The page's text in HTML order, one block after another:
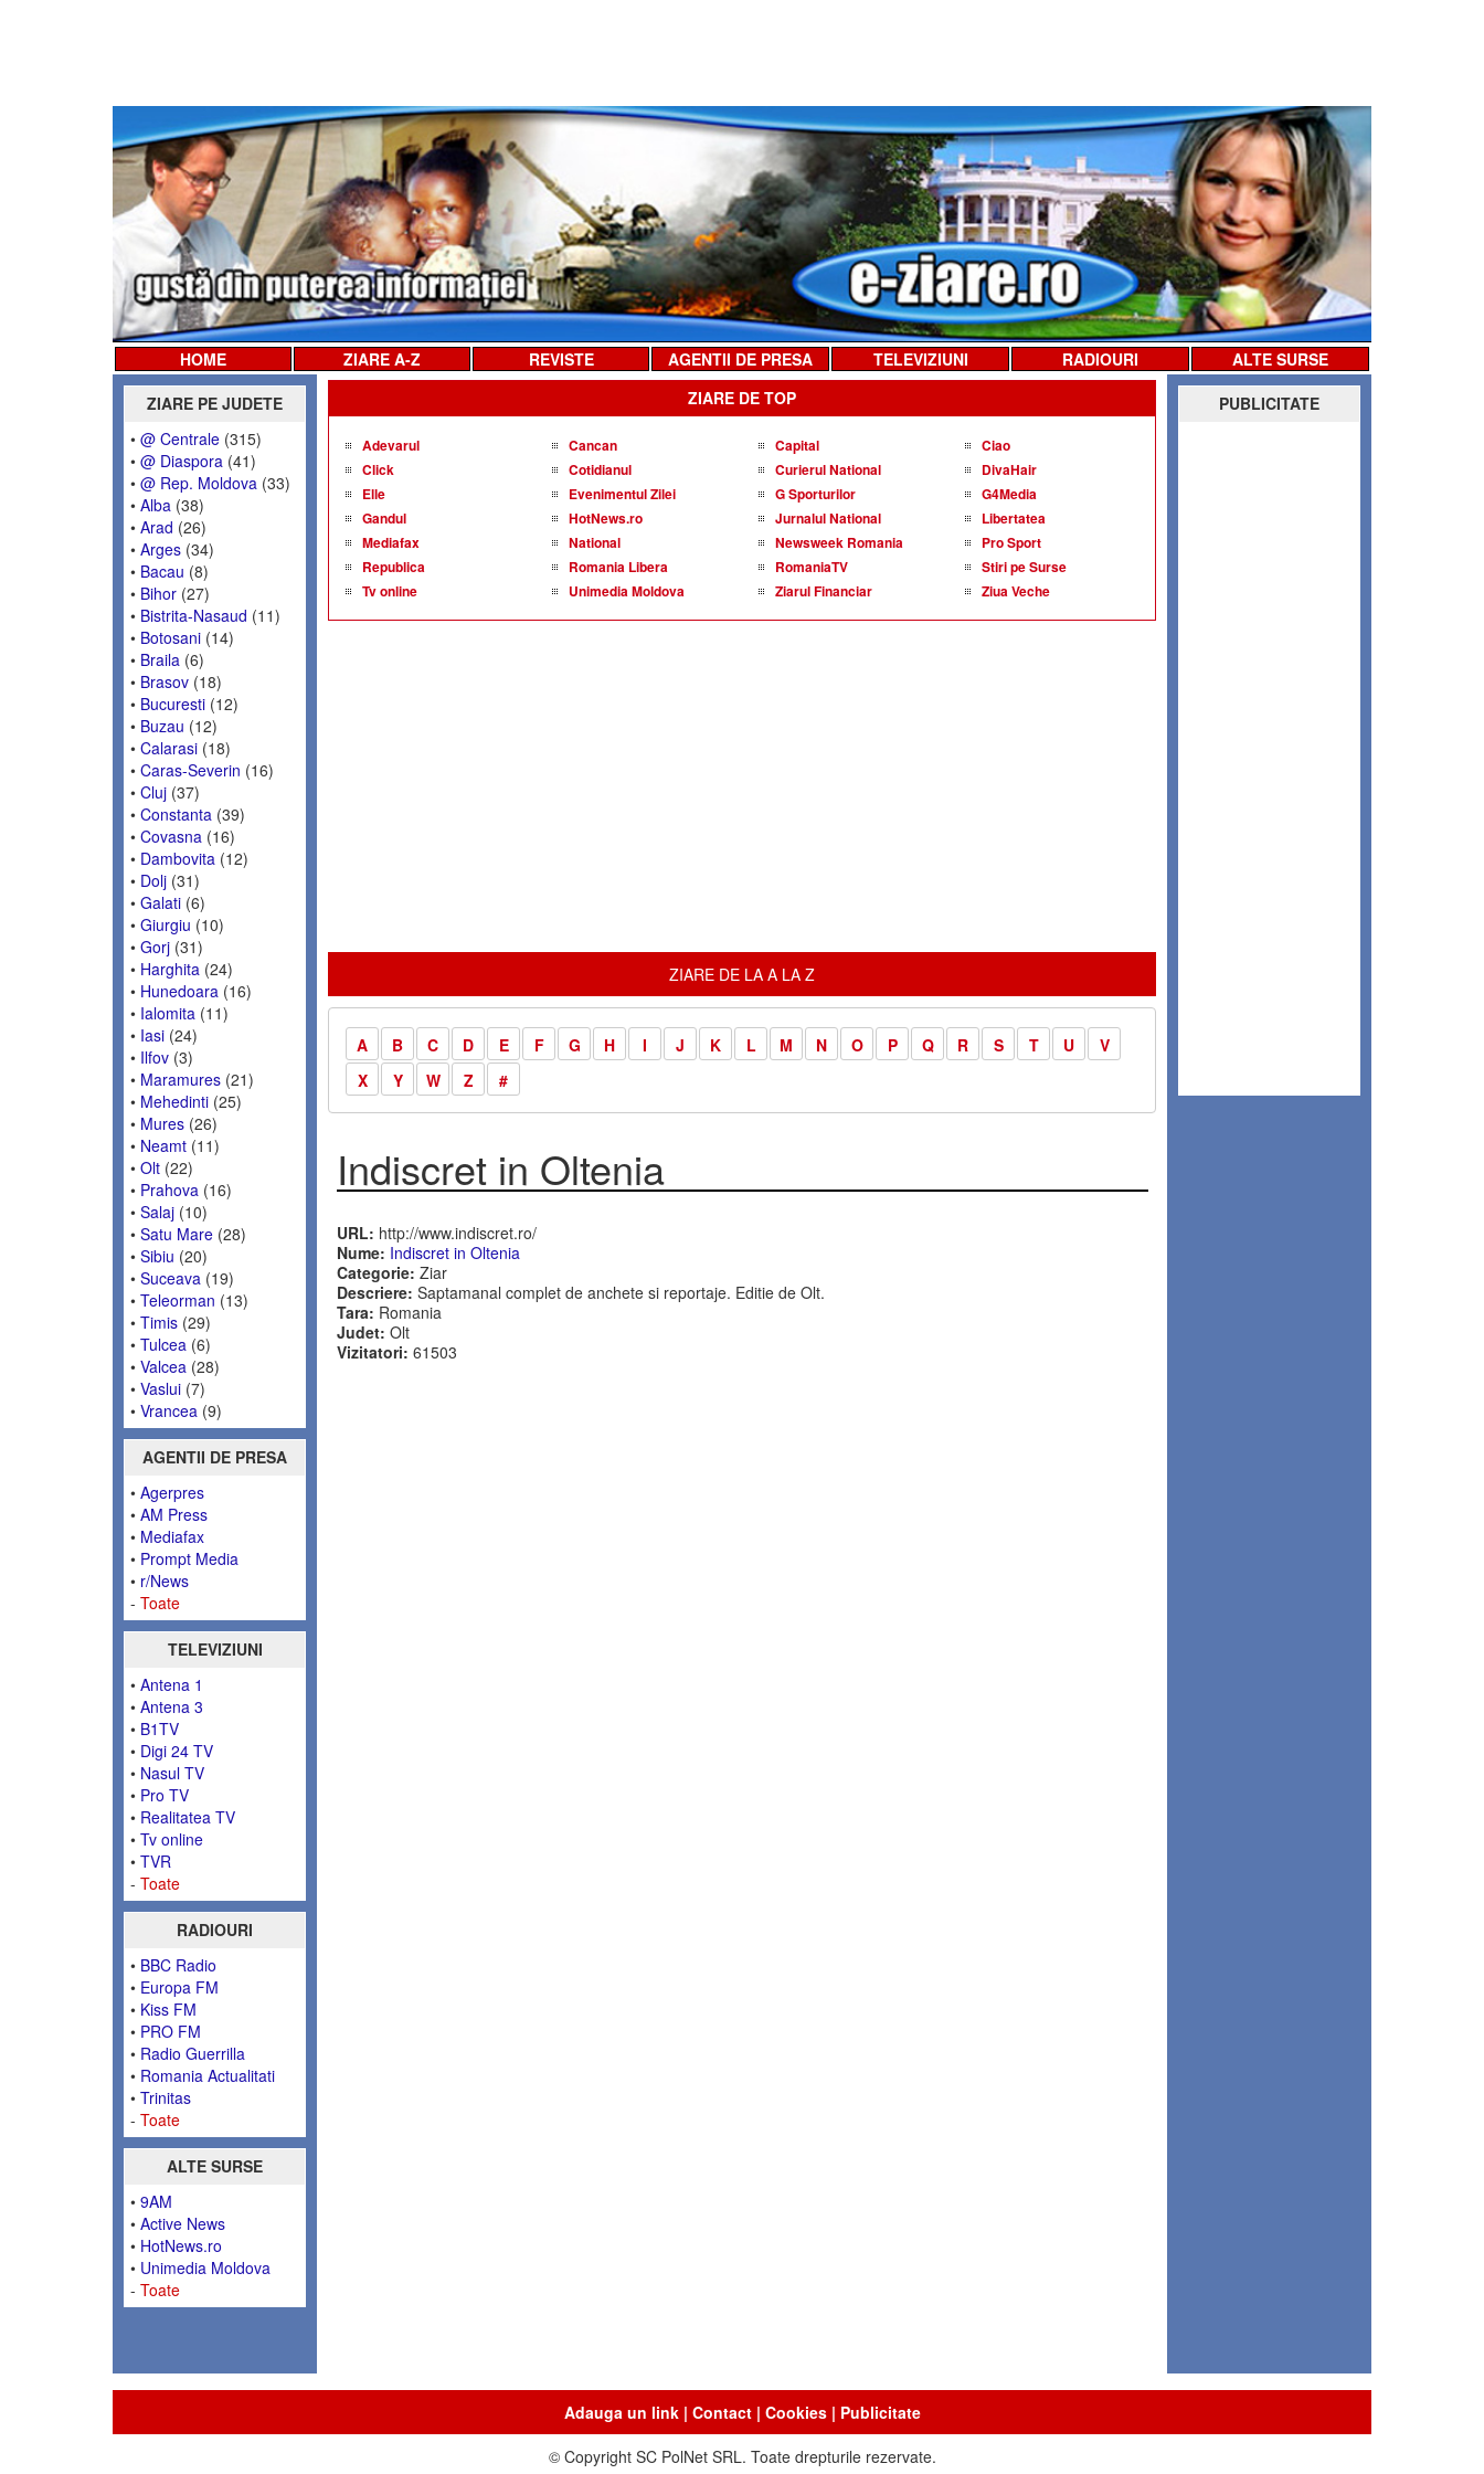
HOME ZIARE A-Z REVISTE AGENTII DE PRESA TELEVIZIUNI RADIOURI
ALTE SURSE
ZIARE PE JUDETE
• @ Centrale (315)
• @ Diaspora (41)
• @ Rep. Moldova (33)
• Alba (38)
• Arad (26)
• Arges (34)
• Bacau (8)
• Bihor (27)
• Bistrita-Nasaud (11)
• Botosani (14)
• Braila (6)
• Brasov (18)
• Bucuresti (12)
• Buzau (12)
• Calarasi (18)
• Caras-Severin (16)
• Cluj (37)
• Constanta (39)
• Covasna (16)
• Dambovita (12)
• Dolj (31)
• Galati (6)
• Giurgiu (10)
• Gorj (31)
• Harghita (24)
• Hunedoara (16)
• Ialomita (11)
• Iasi (24)
• Ilfov (3)
• Maramures (21)
• Mehedinti (25)
• Mures (26)
• Neamt (11)
• Olt (22)
• Prahova (16)
• Salaj (10)
• Satu Mare (28)
• Sibiu (20)
• Suceava (19)
• Teleorman (13)
• Timis (29)
• Tulcea (6)
• Valcea (28)
• Vaslui (7)
• Vrancea (9)
AGENTII DE PRESA
• Agerpres
• AM Press
• Mediafax
• Prompt Media
• r/News
- Toate
TELEVIZIUNI
• Antena 1
• Antena 3
• B1TV
• Digi 24 TV
• Nasul TV
• Pro TV
• Realitatea TV
• Tv online
• TVR
- Toate
RADIOURI
• BBC Radio
• Europa FM
• Kiss FM
• PRO FM
• Radio Guerrilla
• Romania Actualitati
• Trinitas
- Toate
ALTE SURSE
• 9AM
• Active News
• HotNews.ro
• Unimedia Moldova
- Toate
ZIARE DE TOP
Adevarul Cancan Capital
Ciao
Click
Cotidianul Curierul National
DivaHair
Elle
Evenimentul Zilei G Sporturilor
G4Media
Gandul
HotNews.ro Jurnalul National
Libertatea
Mediafax
National Newsweek Romania
Pro Sport
Republica
Romania Libera RomaniaTV
Stiri pe Surse
Tv online
Unimedia Moldova Ziarul Financiar Ziua Veche
ZIARE DE LA A LA Z
A B C D E F G H I J K L M N O P Q R S T U
V
X
Y W Z #
Indiscret in Oltenia
URL: http://www.indiscret.ro/
Nume: Indiscret in Oltenia
Categorie: Ziar
Descriere: Saptamanal complet de anchete si reportaje. Editie de Olt.
Tara: Romania
Judet: Olt
Vizitatori: 61503
PUBLICITATE
Adauga un link| Contact| Cookies| Publicitate
© Copyright SC PolNet SRL. Toate drepturile rezervate.